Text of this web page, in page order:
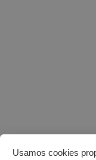
Usamos cookies